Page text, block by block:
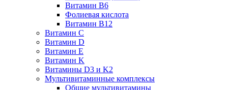
Витамин B6
Фолиевая кислота
Витамин B12
Витамин C
Витамин D
Витамин E
Витамин K
Витамины D3 и K2
Мультивитаминные комплексы
Общие мультивитамины